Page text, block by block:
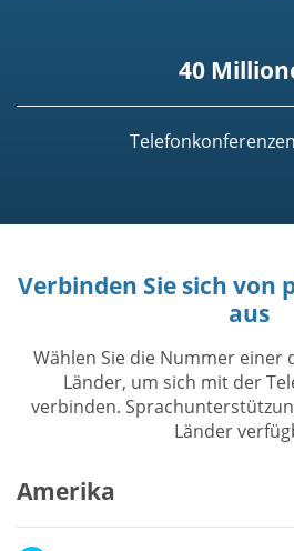
40
Verbinden Sie sich von
aus
Wählen Sie die Nummer einer
Länder, um sich mit der
verbinden.
Länder
Amerika